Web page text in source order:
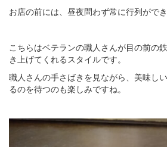
お店の前には、昼夜問わず常に行列がで
こちらはベテランの職人さんが目の前の
き上げてくれるスタイルです。
職人さんの手さばきを見ながら、美味し
るのを待つのも楽しみですね。